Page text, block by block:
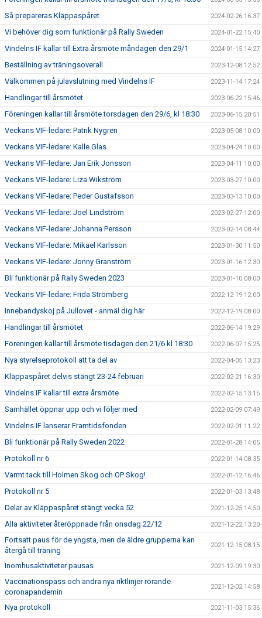
Så prepareras Kläppaspåret 2024-02-26 16:37
Vi behöver dig som funktionär på Rally Sweden 2024-01-22 15:40
Vindelns IF kallar till Extra årsmöte måndagen den 29/1 2024-01-15 14:27
Beställning av träningsoverall 2023-12-08 12:52
Välkommen på julavslutning med Vindelns IF 2023-11-14 17:24
Handlingar till årsmötet 2023-06-22 15:46
Föreningen kallar till årsmöte torsdagen den 29/6, kl 18:30 2023-06-15 20:51
Veckans VIF-ledare: Patrik Nygren 2023-05-08 10:00
Veckans VIF-ledare: Kalle Glas 2023-04-24 10:00
Veckans VIF-ledare: Jan Erik Jonsson 2023-04-11 10:00
Veckans VIF-ledare: Liza Wikström 2023-03-27 10:00
Veckans VIF-ledare: Peder Gustafsson 2023-03-13 10:00
Veckans VIF-ledare: Joel Lindström 2023-02-27 12:00
Veckans VIF-ledare: Johanna Persson 2023-02-14 08:44
Veckans VIF-ledare: Mikael Karlsson 2023-01-30 11:50
Veckans VIF-ledare: Jonny Granström 2023-01-16 12:30
Bli funktionär på Rally Sweden 2023 2023-01-10 08:00
Veckans VIF-ledare: Frida Strömberg 2022-12-19 12:00
Innebandyskoj på Jullovet - anmäl dig här 2022-12-19 08:00
Handlingar till årsmötet 2022-06-14 19:29
Föreningen kallar till årsmöte tisdagen den 21/6 kl 18:30 2022-06-07 15:25
Nya styrelseprotokoll att ta del av 2022-04-05 13:23
Kläppaspåret delvis stängt 23-24 februari 2022-02-21 16:30
Vindelns IF kallar till extra årsmöte 2022-02-15 13:15
Samhället öppnar upp och vi följer med 2022-02-09 07:49
Vindelns IF lanserar Framtidsfonden 2022-02-01 11:22
Bli funktionär på Rally Sweden 2022 2022-01-28 14:05
Protokoll nr 6 2022-01-14 08:35
Varmt tack till Holmen Skog och OP Skog! 2022-01-12 16:46
Protokoll nr 5 2022-01-03 13:48
Delar av Kläppaspåret stängt vecka 52 2021-12-25 14:50
Alla aktiviteter återöppnade från onsdag 22/12 2021-12-22 13:20
Fortsatt paus för de yngsta, men de äldre grupperna kan
återgå till träning
2021-12-15 08:15
Inomhusaktiviteter pausas 2021-12-09 19:30
Vaccinationspass och andra nya riktlinjer rörande
coronapandemin
2021-12-02 14:58
Nya protokoll 2021-11-03 15:36